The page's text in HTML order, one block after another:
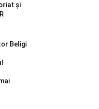
și
Beligi